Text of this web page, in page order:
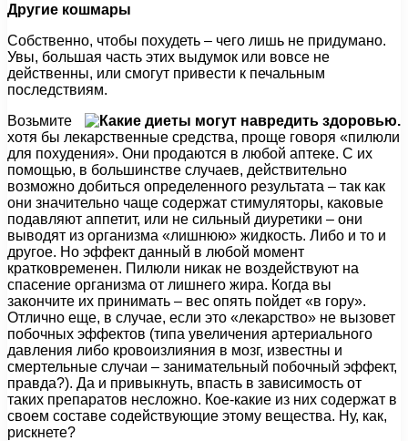
Другие кошмары
Собственно, чтобы похудеть – чего лишь не придумано.
Увы, большая часть этих выдумок или вовсе не
действенны, или смогут привести к печальным
последствиям.
Возьмите
хотя бы лекарственные средства, проще говоря «пилюли
для похудения». Они продаются в любой аптеке. С их
помощью, в большинстве случаев, действительно
возможно добиться определенного результата – так как
они значительно чаще содержат стимуляторы, каковые
подавляют аппетит, или не сильный диуретики – они
выводят из организма «лишнюю» жидкость. Либо и то и
другое. Но эффект данный в любой момент
кратковременен. Пилюли никак не воздействуют на
спасение организма от лишнего жира. Когда вы
закончите их принимать – вес опять пойдет «в гору».
Отлично еще, в случае, если это «лекарство» не вызовет
побочных эффектов (типа увеличения артериального
давления либо кровоизлияния в мозг, известны и
смертельные случаи – занимательный побочный эффект,
правда?). Да и привыкнуть, впасть в зависимость от
таких препаратов несложно. Кое-какие из них содержат в
своем составе содействующие этому вещества. Ну, как,
рискнете?